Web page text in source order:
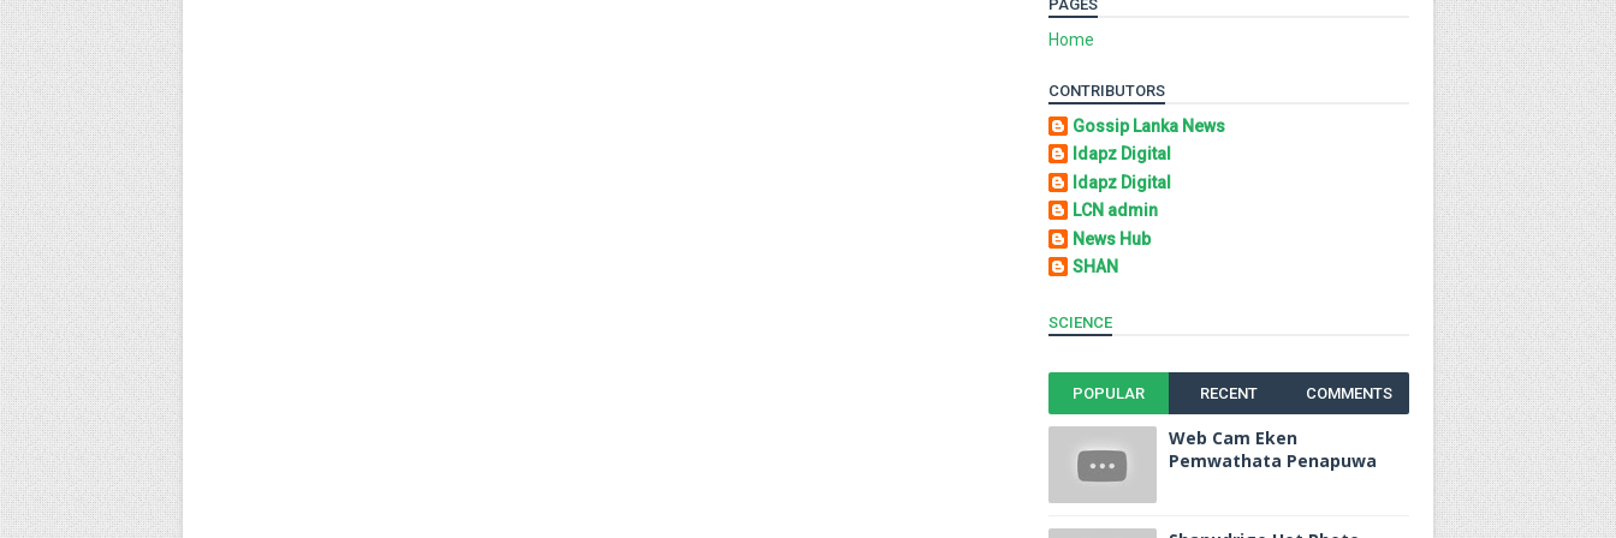
PAGES
Home
CONTRIBUTORS
Gossip Lanka News
Idapz Digital
Idapz Digital
LCN admin
News Hub
SHAN
SCIENCE
POPULAR RECENT COMMENTS
Web Cam Eken
Pemwathata Penapuwa